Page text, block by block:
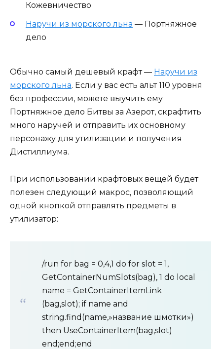
Кожевничество
Наручи из морского льна — Портняжное
дело
Обычно самый дешевый крафт — Наручи из
морского льна. Если у вас есть альт 110 уровня
без профессии, можете выучить ему
Портняжное дело Битвы за Азерот, скрафтить
много наручей и отправить их основному
персонажу для утилизации и получения
Дистиллиума.
При использовании крафтовых вещей будет
полезен следующий макрос, позволяющий
одной кнопкой отправлять предметы в
утилизатор:
/run for bag = 0,4,1 do for slot = 1,
GetContainerNumSlots(bag), 1 do local
name = GetContainerItemLink
(bag,slot); if name and
string.find(name,»название шмотки»)
then UseContainerItem(bag,slot)
end;end;end